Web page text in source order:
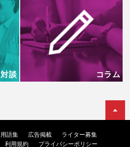
対談 コラム
用語集 広告掲載
ライター募集
利用規約 プライバシーポリシー